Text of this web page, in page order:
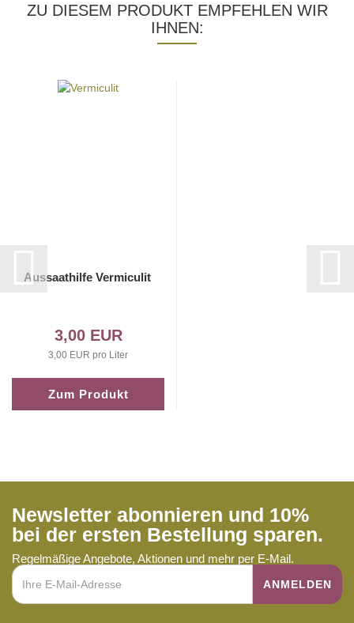
ZU DIESEM PRODUKT EMPFEHLEN WIR
IHNEN:
Aussaathilfe Vermiculit
3,00 EUR
3,00 EUR pro Liter
Zum Produkt
Newsletter abonnieren und 10%
bei der ersten Bestellung sparen.
Regelmäßige Angebote, Aktionen und mehr per E-Mail.